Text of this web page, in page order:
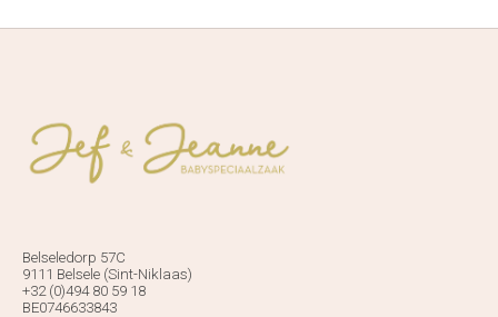
Belseledorp 57C
9111 Belsele (Sint-Niklaas)
+32 (0)494 80 59 18
BE0746633843